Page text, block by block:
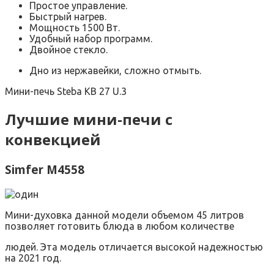
Простое управление.
Быстрый нагрев.
Мощность 1500 Вт.
Удобный набор программ.
Двойное стекло.
Дно из нержавейки, сложно отмыть.
Мини-печь Steba KB 27 U.3
Лучшие мини-печи с
конвекцией
Simfer M4558
Мини-духовка данной модели объемом 45 литров
позволяет готовить блюда в любом количестве
людей. Эта модель отличается высокой надежностью
на 2021 год.